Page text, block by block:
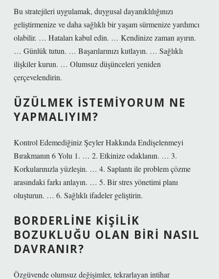
Bu stratejileri uygulamak, duygusal dayanıklılığınızı
geliştirmenize ve daha sağlıklı bir yaşam sürmenize yardımcı
olabilir. … Hataları kabul edin. … Kendinize zaman ayırın.
… Günlük tutun. … Başarılarınızı kutlayın. … Sağlıklı
ilişkiler kurun. … Olumsuz düşünceleri yeniden
çerçevelendirin.
ÜZÜLMEK ISTEMIYORUM NE
YAPMALIYIM?
Kontrol Edemediğiniz Şeyler Hakkında Endişelenmeyi
Bırakmanın 6 Yolu 1. … 2. Etkinize odaklanın. … 3.
Korkularınızla yüzleşin. … 4. Saplantı ile problem çözme
arasındaki farkı anlayın. … 5. Bir stres yönetimi planı
oluşturun. … 6. Sağlıklı ifadeler geliştirin.
BORDERLINE KIŞILIK
BOZUKLUĞU OLAN BIRI NASIL
DAVRANIR?
Özgüvende olumsuz değişimler, tekrarlayan intihar